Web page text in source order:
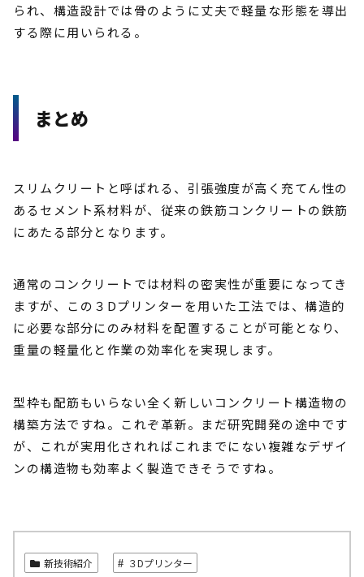
られ、構造設計では骨のように丈夫で軽量な形態を導出
する際に用いられる。
まとめ
スリムクリートと呼ばれる、引張強度が高く充てん性の
あるセメント系材料が、従来の鉄筋コンクリートの鉄筋
にあたる部分となります。
通常のコンクリートでは材料の密実性が重要になってき
ますが、この３Dプリンターを用いた工法では、構造的
に必要な部分にのみ材料を配置することが可能となり、
重量の軽量化と作業の効率化を実現します。
型枠も配筋もいらない全く新しいコンクリート構造物の
構築方法ですね。これぞ革新。まだ研究開発の途中です
が、これが実用化されればこれまでにない複雑なデザイ
ンの構造物も効率よく製造できそうですね。
新技術紹介 ３Dプリンター